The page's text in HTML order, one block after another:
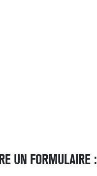
UN FORMULAIRE :